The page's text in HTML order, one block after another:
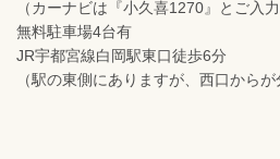
（カーナビは『小久喜1270』とご入力
無料駐車場4台有
JR宇都宮線白岡駅東口徒歩6分
（駅の東側にありますが、西口からが